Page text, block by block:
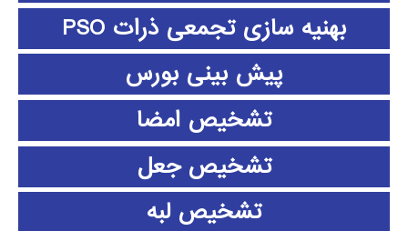
بهنیه سازی تجمعی ذرات PSO
پیش بینی بورس
تشخیص امضا
تشخیص جعل
تشخیص لبه